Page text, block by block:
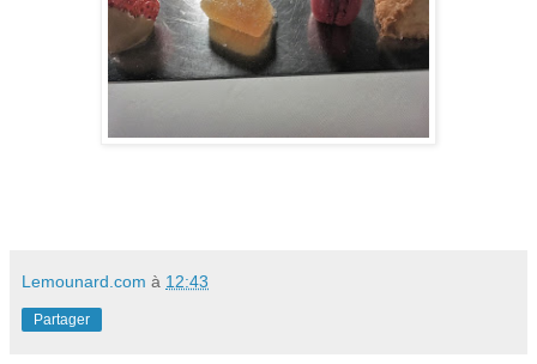
Lemounard.com à 12:43
Partager